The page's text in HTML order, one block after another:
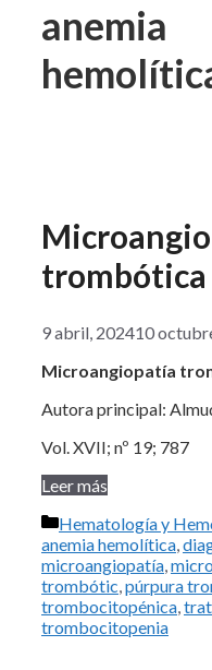
anemia
trombótica
9 abril, 202410
Microangiopatía
Autora principal:
Vol. XVII; nº 19; 787
Leer más
Categorías
Hematología y
anemia hemolítica,
microangiopatía,
trombótic,púrpura
trombocitopénica,
trombocitopenia